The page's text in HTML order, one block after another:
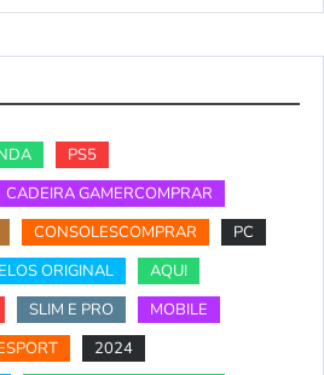
PS5
CADEIRA GAMERCOMPRAR
CONSOLESCOMPRAR
PC
ORIGINAL
AQUI
SLIM E PRO
MOBILE
2024